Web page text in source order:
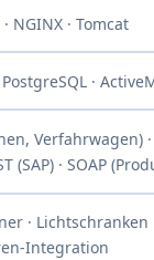
NGINX · Tomcat
PostgreSQL ·
Verfahrwagen) ·
(SAP) · SOAP
· Lichtschranken
Integration